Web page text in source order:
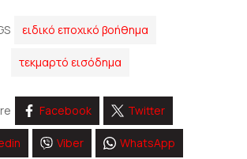
ειδικό εποχικό βοήθημα
τεκμαρτό εισόδημα
Facebook Twitter
Viber WhatsApp